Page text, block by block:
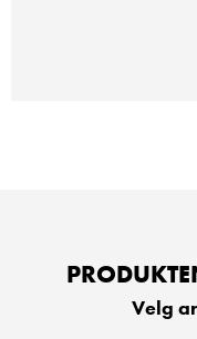
Velg